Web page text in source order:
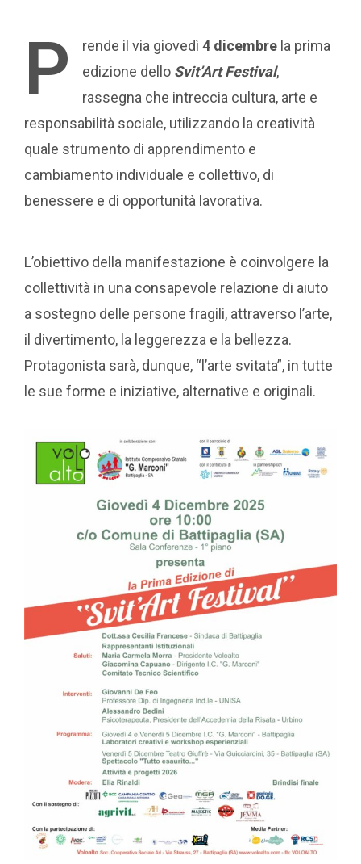
P rende il via giovedì 4 dicembre la prima
edizione dello Svit’Art Festival,
rassegna che intreccia cultura, arte e
responsabilità sociale, utilizzando la creatività
quale strumento di apprendimento e
cambiamento individuale e collettivo, di
benessere e di opportunità lavorativa.
L’obiettivo della manifestazione è coinvolgere la
collettività in una consapevole relazione di aiuto
a sostegno delle persone fragili, attraverso l’arte,
il divertimento, la leggerezza e la bellezza.
Protagonista sarà, dunque, “l’arte svitata”, in tutte
le sue forme e iniziative, alternative e originali.